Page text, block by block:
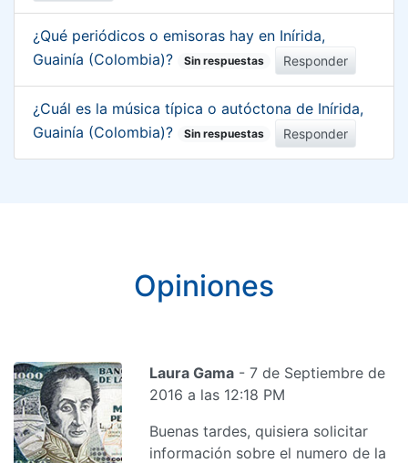
¿Qué periódicos o emisoras hay en Inírida,
Guainía (Colombia)?
Sin respuestas Responder
¿Cuál es la música típica o autóctona de Inírida,
Guainía (Colombia)?
Sin respuestas Responder
Opiniones
Laura Gama - 7 de Septiembre de
2016 a las 12:18 PM
Buenas tardes, quisiera solicitar
información sobre el numero de la